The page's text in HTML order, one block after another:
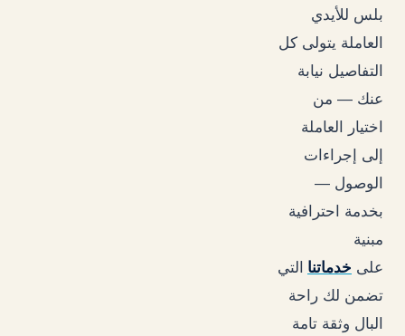
بلس للأيدي
العاملة يتولى كل
التفاصيل نيابة
عنك — من
اختيار العاملة
إلى إجراءات
الوصول —
بخدمة احترافية
مبنية
على خدماتنا التي
تضمن لك راحة
البال وثقة تامة